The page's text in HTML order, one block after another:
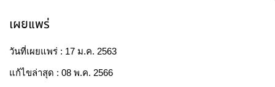
เผยแพร่
วันที่เผยแพร่ : 17 ม.ค. 2563
แก้ไขล่าสุด : 08 พ.ค. 2566